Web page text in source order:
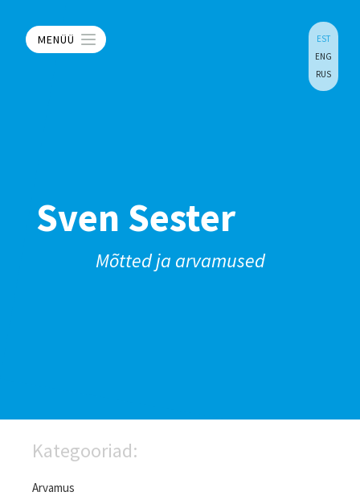
MENÜÜ
EST
ENG
RUS
Sven Sester
Mõtted ja arvamused
Kategooriad:
Arvamus